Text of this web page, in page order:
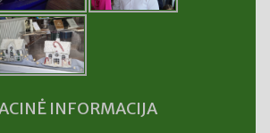
INFORMACIJA